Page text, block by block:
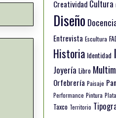
Creatividad Cultura
Diseño
Entrevista Escultura
Historia Identidad
Joyería Libro
Orfebrería Paisaje
Performance Pintura Plata
Taxco Territorio